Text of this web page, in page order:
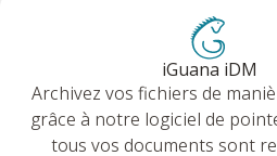
iGuana iDM
Archivez vos fichiers de
grâce à notre logiciel de
tous vos documents sont